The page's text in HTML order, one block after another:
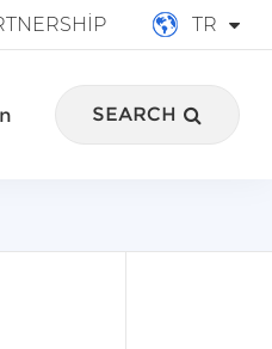
TR
français
SEARCH